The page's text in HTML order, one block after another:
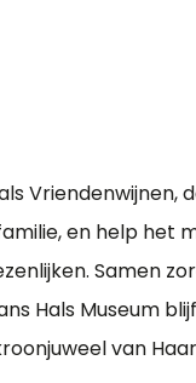
Vriendenwijnen,
en help het
Samen
Hals Museum
van